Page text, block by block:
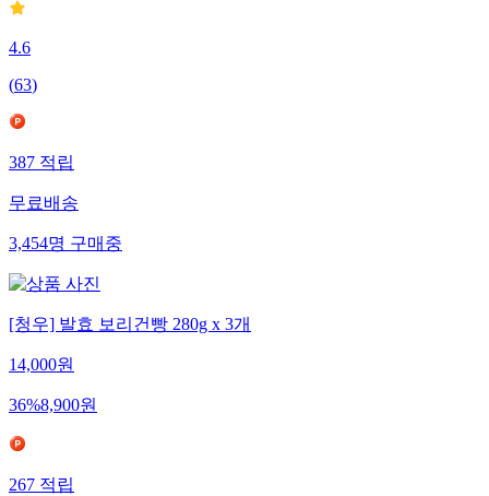
4.6
(63)
387적립
무료배송
3,454명구매중
[청우] 발효 보리건빵 280g x 3개
14,000원
36%8,900원
267적립